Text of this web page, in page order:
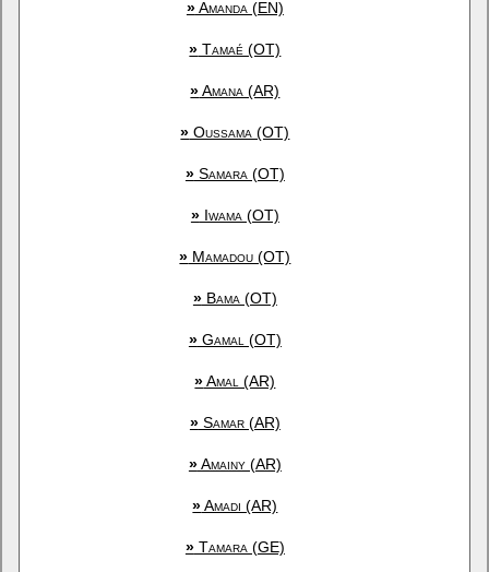
»Amanda (EN)
» Tamaé (OT)
»Amana (AR)
» Oussama (OT)
»Samara (OT)
»Iwama (OT)
» Mamadou (OT)
»Bama (OT)
»Gamal (OT)
»Amal (AR)
»Samar (AR)
»Amainy (AR)
»Amadi (AR)
»Tamara (GE)